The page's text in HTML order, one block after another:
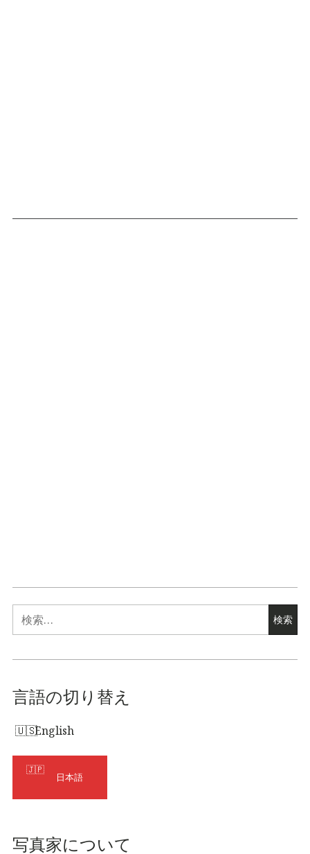
索:
言語の切り替え
English
日本語
写真家について